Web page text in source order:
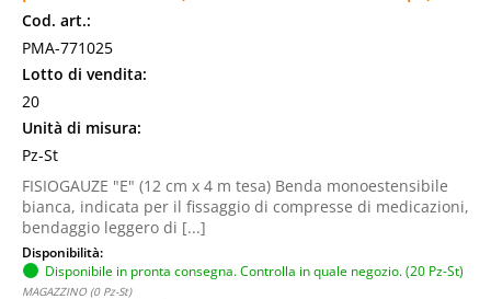
Cod. art.:
PMA-771025
Lotto di vendita:
20
Unità di misura:
Pz-St
FISIOGAUZE "E" (12 cm x 4 m tesa) Benda monoestensibile
bianca, indicata per il fissaggio di compresse di medicazioni,
bendaggio leggero di [...]
Disponibilità:
Disponibile in pronta consegna. Controlla in quale negozio. (20 Pz-St)
MAGAZZINO (0 Pz-St)